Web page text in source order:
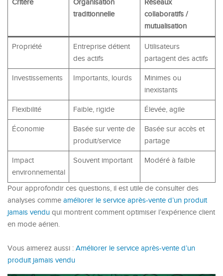
Critère
Organisation
traditionnelle
Réseaux
collaboratifs /
mutualisation
Propriété
Entreprise détient
des actifs
Utilisateurs
partagent des actifs
Investissements Importants, lourds
Minimes ou
inexistants
Flexibilité Faible, rigide Élevée, agile
Économie
Basée sur vente de
produit/service
Basée sur accès et
partage
Impact
environnemental
Souvent important Modéré à faible
Pour approfondir ces questions, il est utile de consulter des
analyses comme améliorer le service après-vente d’un produit
jamais vendu qui montrent comment optimiser l’expérience client
en mode aérien.
Vous aimerez aussi : Améliorer le service après-vente d’un
produit jamais vendu